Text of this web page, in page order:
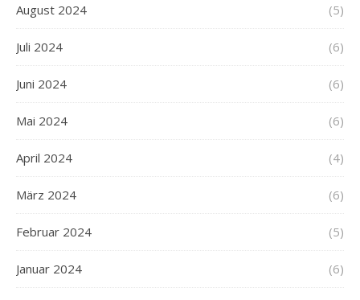
August 2024 (5)
Juli 2024 (6)
Juni 2024 (6)
Mai 2024 (6)
April 2024 (4)
März 2024 (6)
Februar 2024 (5)
Januar 2024 (6)